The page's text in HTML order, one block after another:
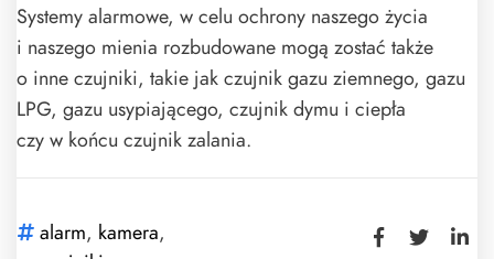
Systemy alarmowe, w celu ochrony naszego życia
i naszego mienia rozbudowane mogą zostać także
o inne czujniki, takie jak czujnik gazu ziemnego, gazu
LPG, gazu usypiającego, czujnik dymu i ciepła
czy w końcu czujnik zalania.
alarm, kamera,